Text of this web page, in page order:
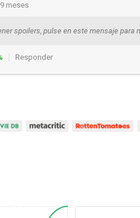
meses
spoilers, pulse en este mensaje para
Responder